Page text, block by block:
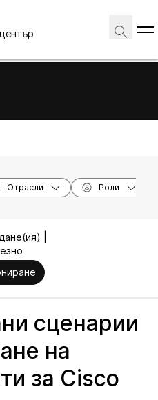
Отрасли Роли
|
сценарии
на
за Cisco